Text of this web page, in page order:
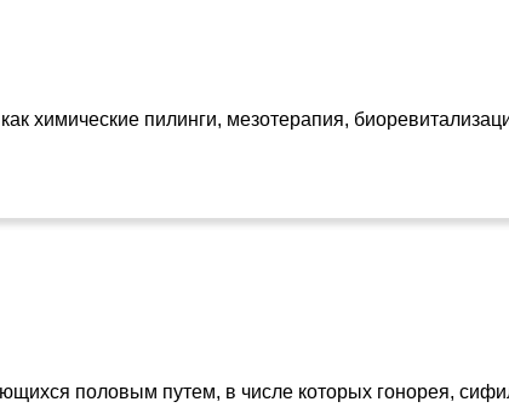
химические пилинги, мезотерапия,
половым путем, в числе которых гонорея,